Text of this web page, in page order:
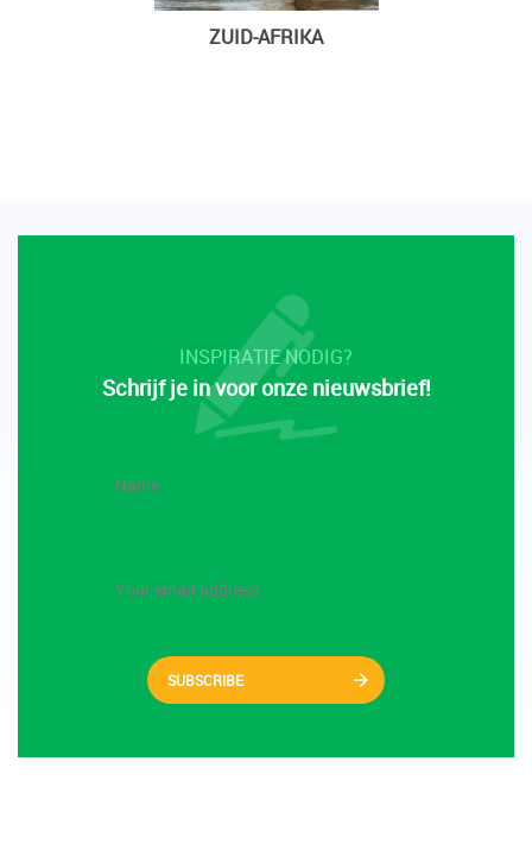
ZUID-AFRIKA
INSPIRATIE NODIG?
Schrijf je in voor onze nieuwsbrief!
SUBSCRIBE